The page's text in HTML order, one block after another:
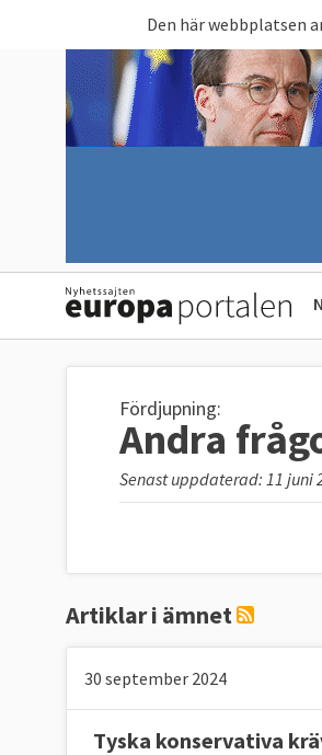
Den här webbplatsen
Fördjupning:
Andra
Senast uppdaterad: 11 juni
Artiklar i ämnet
30 september 2024
Tyska konservativa